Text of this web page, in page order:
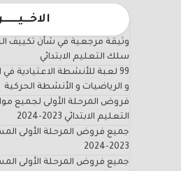
وثيقة مرجعية في شأن تكييف
سلك التعليم الابتدائي
99 لعبة للأنشطة الاعتيادية
و الرياضيات و الأنشطة الحركية
فروض المرحلة الأولى لجميع
التعليم الابتدائي 2023-2024
جميع فروض المرحلة الأولى
2023-2024
جميع فروض المرحلة الأولى